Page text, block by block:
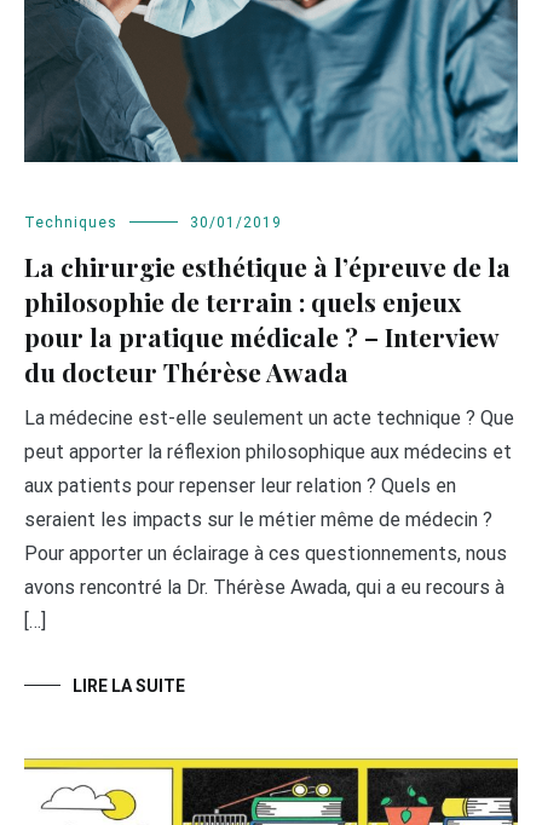
Techniques 30/01/2019
La chirurgie esthétique à l’épreuve de la
philosophie de terrain : quels enjeux
pour la pratique médicale ? – Interview
du docteur Thérèse Awada
La médecine est-elle seulement un acte technique ? Que
peut apporter la réflexion philosophique aux médecins et
aux patients pour repenser leur relation ? Quels en
seraient les impacts sur le métier même de médecin ?
Pour apporter un éclairage à ces questionnements, nous
avons rencontré la Dr. Thérèse Awada, qui a eu recours à
[…]
LIRE LA SUITE